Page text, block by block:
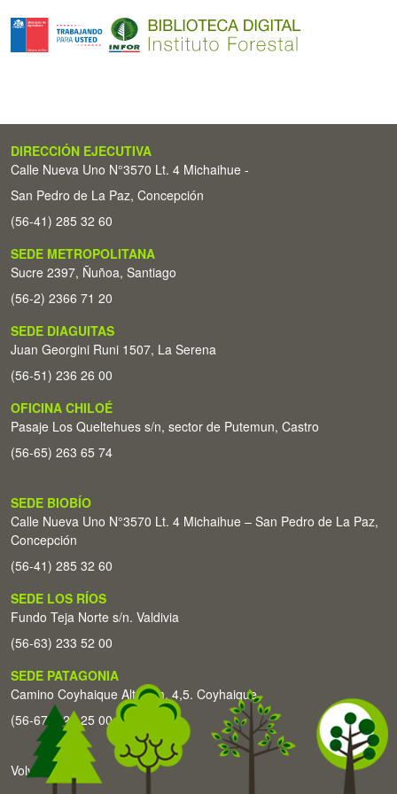
DIRECCIÓN EJECUTIVA
Calle Nueva Uno N°3570 Lt. 4 Michaihue -
San Pedro de La Paz, Concepción
(56-41) 285 32 60
SEDE METROPOLITANA
Sucre 2397, Ñuñoa, Santiago
(56-2) 2366 71 20
SEDE DIAGUITAS
Juan Georgini Runi 1507, La Serena
(56-51) 236 26 00
OFICINA CHILOÉ
Pasaje Los Queltehues s/n, sector de Putemun, Castro
(56-65) 263 65 74
SEDE BIOBÍO
Calle Nueva Uno N°3570 Lt. 4 Michaihue – San Pedro de La Paz,
Concepción
(56-41) 285 32 60
SEDE LOS RÍOS
Fundo Teja Norte s/n. Valdivia
(56-63) 233 52 00
SEDE PATAGONIA
Camino Coyhaique Alto Km. 4,5. Coyhaique
(56-67) 226 25 00
Volver arriba